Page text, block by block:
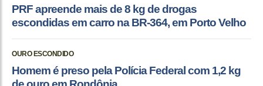
PRF apreende mais de 8 kg de drogas
escondidas em carro na BR-364, em Porto Velho
OURO ESCONDIDO
Homem é preso pela Polícia Federal com 1,2 kg